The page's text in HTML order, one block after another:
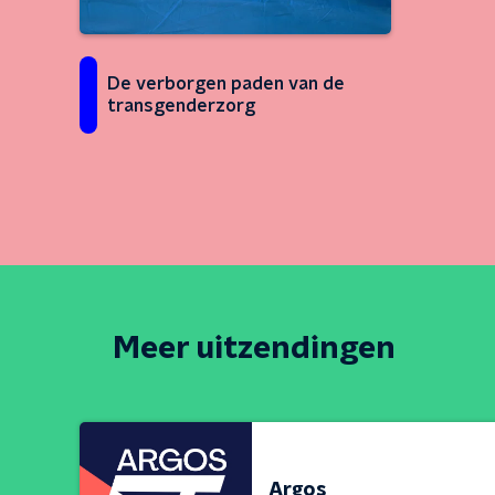
De verborgen paden van de
transgenderzorg
Meer uitzendingen
Argos